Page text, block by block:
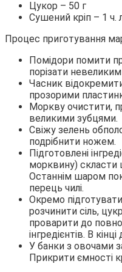
Цукор – 50 г
Сушений кріп – 1 ч.
Процес приготування
Помідори помити
порізати
Часник
прозорими
Моркву очистити,
великими зубцями.
Свіжу зелень
подрібнити ножем.
Підготовлені
морквину) скласти
Останнім шаром
перець чилі.
Окремо
розчинити сіль,
проварити до
інгредієнтів. В
У банки з овочами
Прикрити ємності